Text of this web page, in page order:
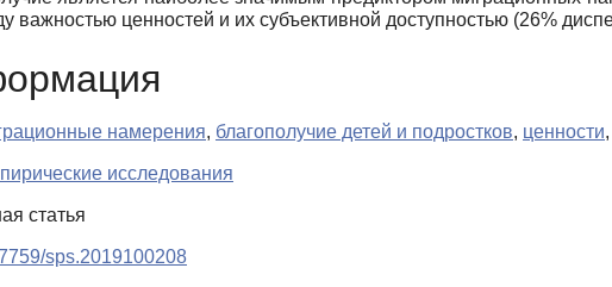
важностью ценностей и их субъективной доступностью (26%
намерения, благополучие детей и подростков, ценности,
исследования
статья
sps.2019100208